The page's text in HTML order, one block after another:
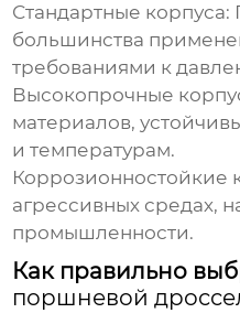
Стандартные корпуса:
большинства
требованиями к
Высокопрочные
материалов,
и температурам.
Коррозионностойкие
агрессивных средах,
промышленности.
Как правильно
поршневой